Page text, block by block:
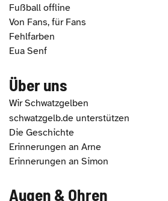
Fußball offline
Von Fans, für Fans
Fehlfarben
Eua Senf
Über uns
Wir Schwatzgelben
schwatzgelb.de unterstützen
Die Geschichte
Erinnerungen an Arne
Erinnerungen an Simon
Augen & Ohren